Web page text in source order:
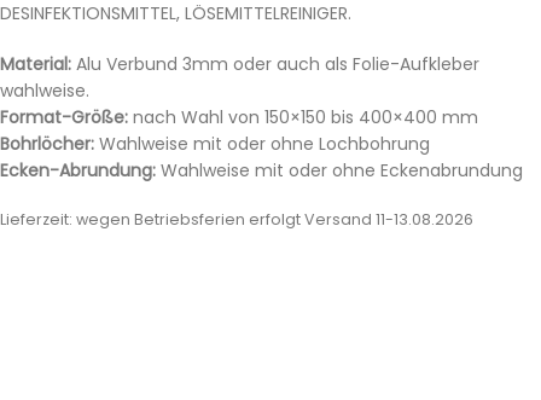
DESINFEKTIONSMITTEL, LÖSEMITTELREINIGER.
Material: Alu Verbund 3mm oder auch als Folie-Aufkleber
wahlweise.
Format-Größe: nach Wahl von 150×150 bis 400×400 mm
Bohrlöcher: Wahlweise mit oder ohne Lochbohrung
Ecken-Abrundung: Wahlweise mit oder ohne Eckenabrundung
Lieferzeit: wegen Betriebsferien erfolgt Versand 11-13.08.2026